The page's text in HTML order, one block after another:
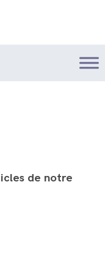
de notre